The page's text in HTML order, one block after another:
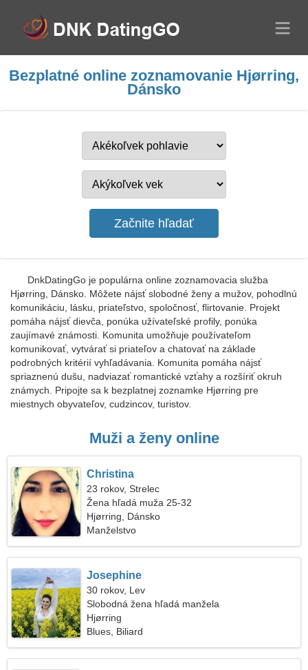
Bezplatné online zoznamovanie Hjørring,
Dánsko
DnkDatingGo je populárna online zoznamovacia služba
Hjørring, Dánsko. Môžete nájsť slobodné ženy a mužov, pohodlnú
komunikáciu, lásku, priateľstvo, spoločnosť, flirtovanie. Projekt
pomáha nájsť dievča, ponúka užívateľské profily, ponúka
zaujímavé známosti. Komunita umožňuje používateľom
komunikovať, vytvárať si priateľov a chatovať na základe
podrobných kritérií vyhľadávania. Komunita pomáha nájsť
spriaznenú dušu, nadviazať romantické vzťahy a rozšíriť okruh
známych. Pripojte sa k bezplatnej zoznamke Hjørring pre
miestnych obyvateľov, cudzincov, turistov.
Muži a ženy online
Christina
23 rokov, Strelec
Žena hľadá muža 25-32
Hjørring, Dánsko
Manželstvo
Josephine
30 rokov, Lev
Slobodná žena hľadá manžela
Hjørring
Blues, Biliard